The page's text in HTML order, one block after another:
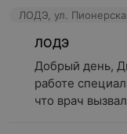
ЛОДЭ, ул.
ЛОДЭ
Добрый день,
работе
что врач